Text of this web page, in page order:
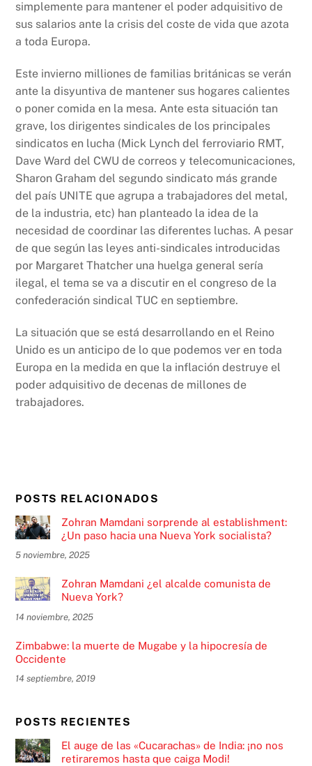
simplemente para mantener el poder adquisitivo de
sus salarios ante la crisis del coste de vida que azota
a toda Europa.
Este invierno milliones de familias británicas se verán
ante la disyuntiva de mantener sus hogares calientes
o poner comida en la mesa. Ante esta situación tan
grave, los dirigentes sindicales de los principales
sindicatos en lucha (Mick Lynch del ferroviario RMT,
Dave Ward del CWU de correos y telecomunicaciones,
Sharon Graham del segundo sindicato más grande
del país UNITE que agrupa a trabajadores del metal,
de la industria, etc) han planteado la idea de la
necesidad de coordinar las diferentes luchas. A pesar
de que según las leyes anti-sindicales introducidas
por Margaret Thatcher una huelga general sería
ilegal, el tema se va a discutir en el congreso de la
confederación sindical TUC en septiembre.
La situación que se está desarrollando en el Reino
Unido es un anticipo de lo que podemos ver en toda
Europa en la medida en que la inflación destruye el
poder adquisitivo de decenas de millones de
trabajadores.
POSTS RELACIONADOS
Zohran Mamdani sorprende al establishment:
¿Un paso hacia una Nueva York socialista?
5 noviembre, 2025
Zohran Mamdani ¿el alcalde comunista de
Nueva York?
14 noviembre, 2025
Zimbabwe: la muerte de Mugabe y la hipocresía de
Occidente
14 septiembre, 2019
POSTS RECIENTES
El auge de las «Cucarachas» de India: ¡no nos
retiraremos hasta que caiga Modi!